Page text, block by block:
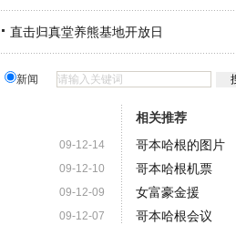
直击归真堂养熊基地开放日
新闻
09-12-14
09-12-10
09-12-09
09-12-07
相关推荐
哥本哈根的图片
哥本哈根机票
女富豪金援
哥本哈根会议